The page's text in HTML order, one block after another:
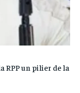
RPP un pilier de la